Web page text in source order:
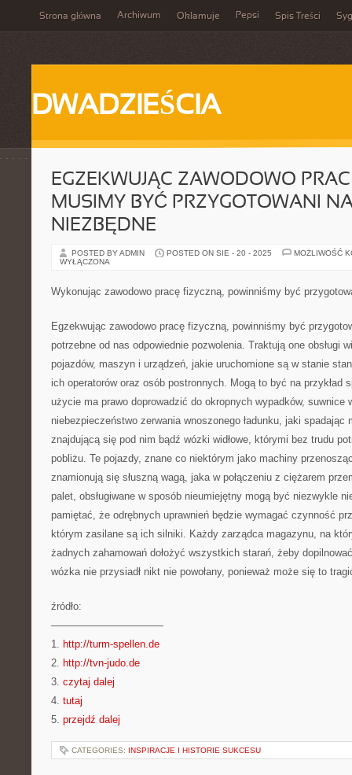
Strona główna Archiwum Okłamuje Pepsi Spis Treści
DWADZIEŚCIA
EGZEKWUJĄC ZAWODOWO
MUSIMY BYĆ PRZYGOTOWANI
NIEZBĘDNE
POSTED BY ADMIN POSTED ON SIE - 20 - 2025
MOŻLIWOŚĆ
WYŁĄCZONA
Wykonując zawodowo pracę fizyczną, powinniśmy być
Egzekwując zawodowo pracę fizyczną, powinniśmy być
potrzebne od nas odpowiednie pozwolenia. Traktują one obsługi
pojazdów, maszyn i urządzeń, jakie uruchomione są w stanie
ich operatorów oraz osób postronnych. Mogą to być na przykład
użycie ma prawo doprowadzić do okropnych wypadków, suwnice
niebezpieczeństwo zerwania wnoszonego ładunku, jaki spadając
znajdującą się pod nim bądź wózki widłowe, którymi bez trudu
pobliżu. Te pojazdy, znane co niektórym jako machiny
znamionują się słuszną wagą, jaka w połączeniu z ciężarem
palet, obsługiwane w sposób nieumiejętny mogą być niezwykle
pamiętać, że odrębnych uprawnień będzie wymagać czynność
którym zasilane są ich silniki. Każdy zarządca magazynu, na
żadnych zahamowań dołożyć wszystkich starań, żeby
wózka nie przysiadł nikt nie powołany, ponieważ może się to
źródło:
———————————
1. http://turm-spellen.de
2. http://tvn-judo.de
3. czytaj dalej
4. tutaj
5. przejdź dalej
CATEGORIES: INSPIRACJE I HISTORIE SUKCESU